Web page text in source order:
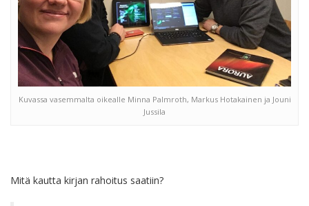
Kuvassa vasemmalta oikealle Minna Palmroth, Markus Hotakainen ja Jouni
Jussila
Mitä kautta kirjan rahoitus saatiin?